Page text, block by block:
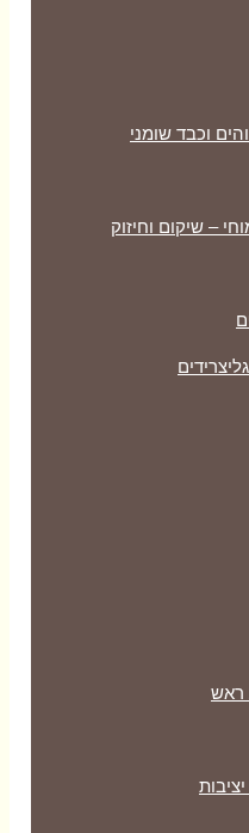
וכבד שומני
– שיקום וחיזוק
ראש